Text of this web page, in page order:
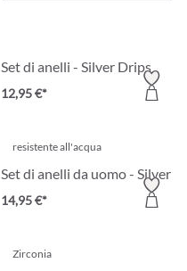
Set di anelli - Silver Drips
12,95 €*
resistente all'acqua
Set di anelli da uomo - Silver
14,95 €*
Zirconia